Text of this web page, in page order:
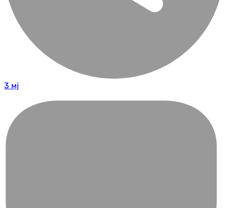
3 мј